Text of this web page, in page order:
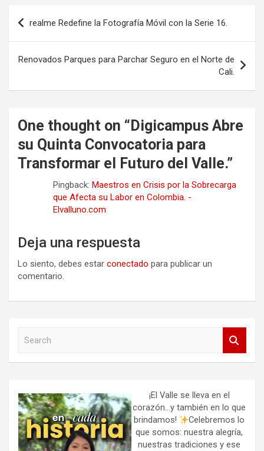
Navegación
de
entradas
realme Redefine la Fotografía Móvil con la Serie 16.
Renovados Parques para Parchar Seguro en el Norte de
Cali.
One thought on “ Digicampus Abre
su Quinta Convocatoria para
Transformar el Futuro del Valle.”
Pingback: Maestros en Crisis por la Sobrecarga
que Afecta su Labor en Colombia. -
Elvalluno.com
Deja una respuesta
Lo siento, debes estar conectado para publicar un
comentario.
h
¡El Valle se lleva en el
corazón…y también en lo que
brindamos!
Celebremos lo
que somos: nuestra alegría,
nuestras tradiciones y ese